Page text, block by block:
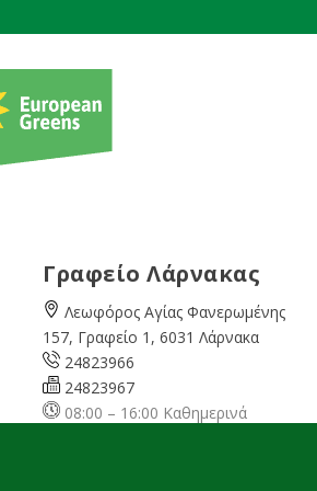
Γραφείο Λάρνακας
Λεωφόρος Αγίας Φανερωμένης
157, Γραφείο 1, 6031 Λάρνακα
24823966
24823967
08:00 – 16:00 Καθημερινά